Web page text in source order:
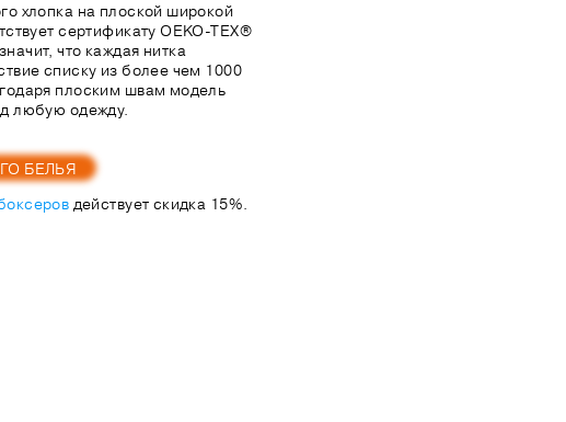
хлопка на плоской широкой
сертификату OEKO-TEX®
что каждая нитка
списку из более чем 1000
плоским швам модель
любую одежду.
БЕЛЬЯ
действует скидка 15%.